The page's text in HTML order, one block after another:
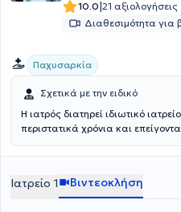
10.0|21 αξιολογήσεις
Διαθεσιμότητα για
Παχυσαρκία
Σχετικά με την ειδικό
Η ιατρός διατηρεί ιδιωτικό
περιστατικά χρόνια και
Ιατρείο 1 Βιντεοκλήση